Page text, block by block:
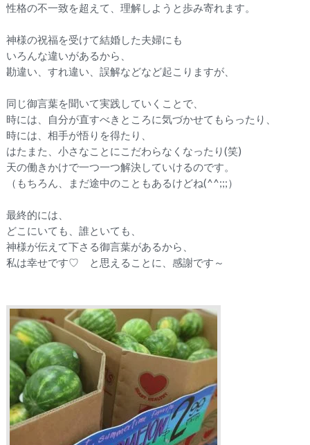
性格の不一致を超えて、理解しようと歩み寄れます。
神様の祝福を受けて結婚した夫婦にも
いろんな違いがあるから、
勘違い、すれ違い、誤解などなど起こりますが、
同じ御言葉を聞いて実践していくことで、
時には、自分が直すべきところに気づかせてもらったり、
時には、相手が悟りを得たり、
はたまた、小さなことにこだわらなくなったり(笑)
天の働きかけで一つ一つ解決していけるのです。
（もちろん、まだ途中のこともあるけどね(^^;;;）
最終的には、
どこにいても、誰といても、
神様が伝えて下さる御言葉があるから、
私は幸せです♡ と思えることに、感謝です～